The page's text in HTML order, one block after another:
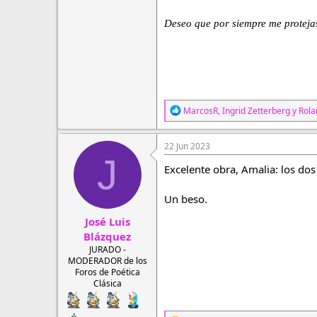
Deseo que por siempre me
R
e
a
c
c
i
o
e
MarcosR,Ingrid Zetterbergy
J
José Luis
Blázquez
JURADO -
MODERADOR de los
Foros de Poética
Clásica
22 Jun 2023
Excelente obra, Amalia: los
Un beso.